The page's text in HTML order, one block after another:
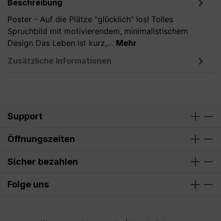
Beschreibung
Poster - Auf die Plätze "glücklich" los! Tolles
Spruchbild mit motivierendem, minimalistischem
Design Das Leben ist kurz,… Mehr
Zusätzliche Informationen
Support
Öffnungszeiten
Sicher bezahlen
Folge uns